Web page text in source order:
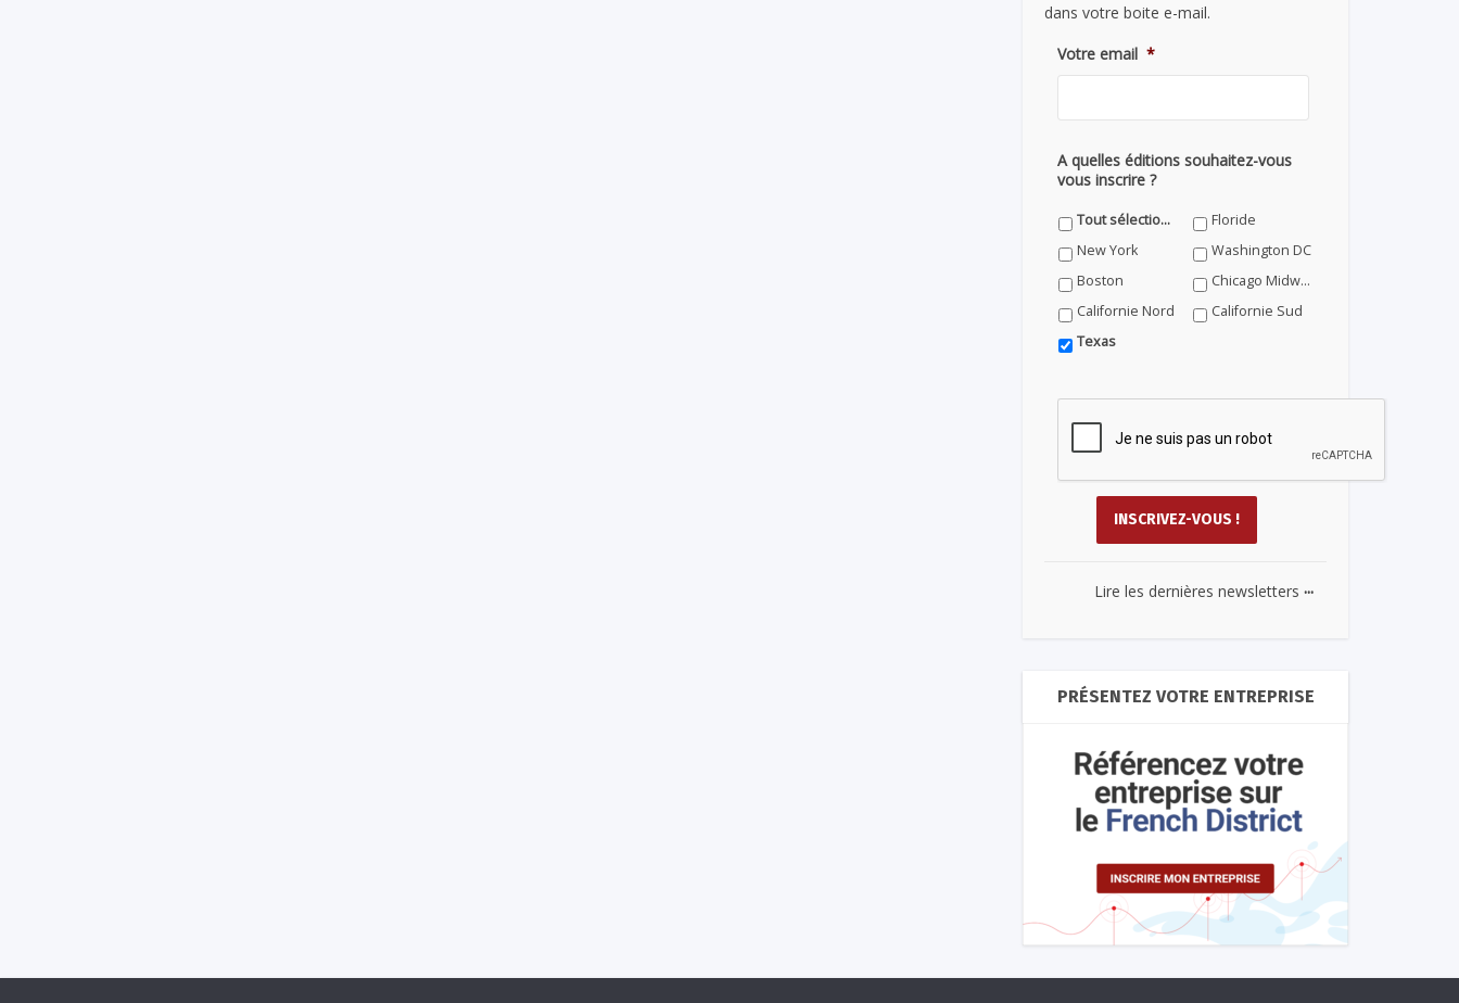
dans votre boite e-mail.
Votre email *
A quelles éditions souhaitez-vous
vous inscrire ?
Tout sélectionner
Floride
New York
Washington DC
Boston
Chicago Midwest
Californie Nord
Californie Sud
Texas
Lire les dernières newsletters ...
PRÉSENTEZ VOTRE ENTREPRISE